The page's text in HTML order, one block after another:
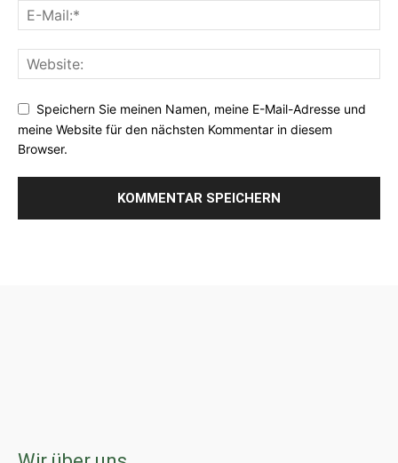
Speichern Sie meinen Namen, meine E-Mail-Adresse und
meine Website für den nächsten Kommentar in diesem
Browser.